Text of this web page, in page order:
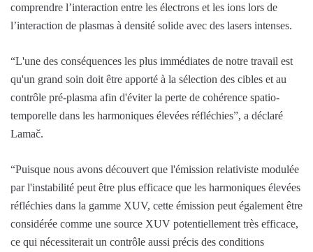
comprendre l’interaction entre les électrons et les ions lors de
l’interaction de plasmas à densité solide avec des lasers intenses.
“L'une des conséquences les plus immédiates de notre travail est
qu'un grand soin doit être apporté à la sélection des cibles et au
contrôle pré-plasma afin d'éviter la perte de cohérence spatio-
temporelle dans les harmoniques élevées réfléchies”, a déclaré
Lamač.
“Puisque nous avons découvert que l'émission relativiste modulée
par l'instabilité peut être plus efficace que les harmoniques élevées
réfléchies dans la gamme XUV, cette émission peut également être
considérée comme une source XUV potentiellement très efficace,
ce qui nécessiterait un contrôle aussi précis des conditions